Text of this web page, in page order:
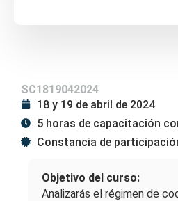
SC1819042024
18 y 19 de abril de 2024
5 horas de capacitación
Constancia de
Objetivo del curso:
Analizarás el régimen de